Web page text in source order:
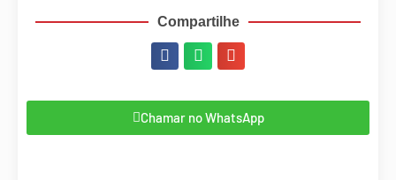
Compartilhe
Chamar no WhatsApp